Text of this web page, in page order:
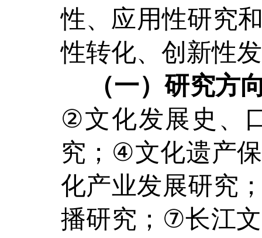
性、应用性研究
性转化、创新性
（一）研究方
②文化发展史、
究； ④文化遗产
化产业发展研究
播研究； ⑦长江